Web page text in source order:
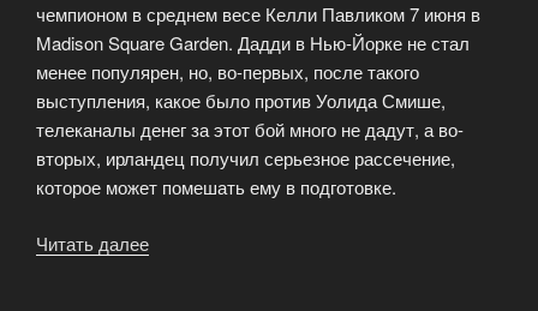
чемпионом в среднем весе Келли Павликом 7 июня в
Madison Square Garden. Дадди в Нью-Йорке не стал
менее популярен, но, во-первых, после такого
выступления, какое было против Уолида Смише,
телеканалы денег за этот бой много не дадут, а во-
вторых, ирландец получил серьезное рассечение,
которое может помешать ему в подготовке.
Читать далее